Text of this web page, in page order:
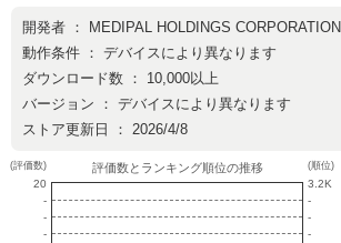
開発者 ：
MEDIPAL HOLDINGS CORPORATION
動作条件 ： デバイスにより異なります
ダウンロード数 ： 10,000以上
バージョン ： デバイスにより異なります
ストア更新日 ： 2026/4/8
(評価数)
20
-
-
-
評価数とランキング順位の推移 (順位)
3.2K
-
-
-